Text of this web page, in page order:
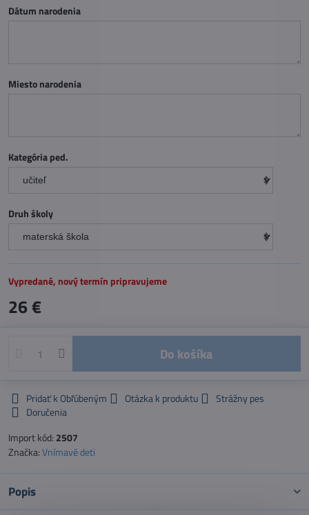
Dátum narodenia
Miesto narodenia
Kategória ped.
Druh školy
Vypredané, nový termín pripravujeme
26 €
Do košíka
Pridať k Obľúbeným Otázka k produktu
Strážny pes
Doručenia
Import kód: 2507
Značka:Vnímavé deti
Popis